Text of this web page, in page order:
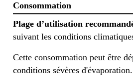
Consommation
Plage d’utilisation
suivant les conditions
Cette consommation peut être
conditions sévères d'évaporation.